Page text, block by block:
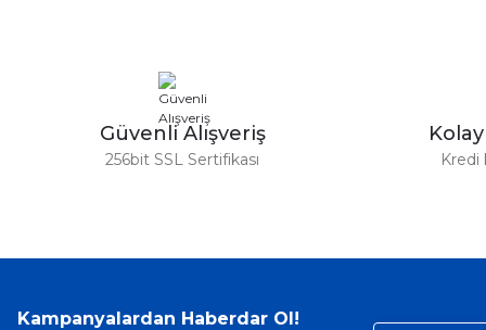
Ürün fiyatı diğer sitelerden daha pahalı.
Bu ürüne benzer farklı alternatifler olmalı.
Güvenli Alışveriş
256bit SSL Sertifikası Kredi
Kampanyalardan Haberdar Ol!